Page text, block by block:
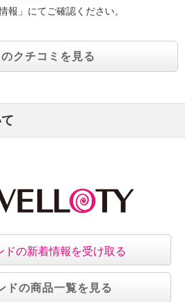
報」にてご確認ください。
クチコミを見る
ドの新着情報を受け取る
ドの商品一覧を見る